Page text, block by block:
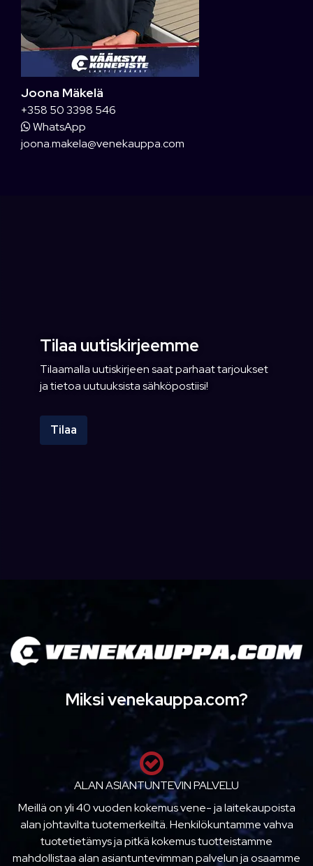
Joona Mäkelä
+358 50 3398 546
WhatsApp
joona.makela@venekauppa.com
Tilaa uutiskirjeemme
Tilaamalla uutiskirjeen saat parhaat tarjoukset
ja tietoa uutuuksista sähköpostiisi!
Tilaa
Miksi venekauppa.com?
ALAN ASIANTUNTEVIN PALVELU
Meillä on yli 40 vuoden kokemus vene- ja laitekaupoista
alan johtavilta tuotemerkeiltä. Henkilökuntamme vahva
tuotetietämys ja pitkä kokemus tuotteistamme
mahdollistaa alan asiantuntevimman palvelun ja osaamme